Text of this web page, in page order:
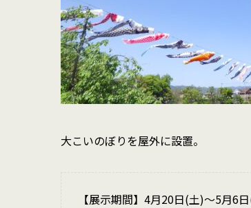
大こいのぼりを屋外に設置。
【展示期間】4月20日(土)〜5月6